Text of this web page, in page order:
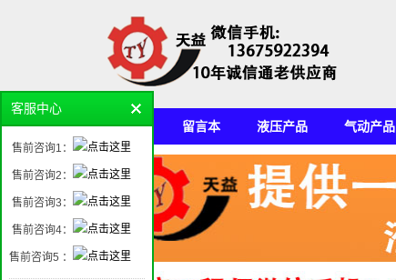
首页 留言本 液压产品 气动产品
机电产品平台
客服中心
售前咨询1：
售前咨询2：
售前咨询3：
售前咨询4：
售前咨询5 ：